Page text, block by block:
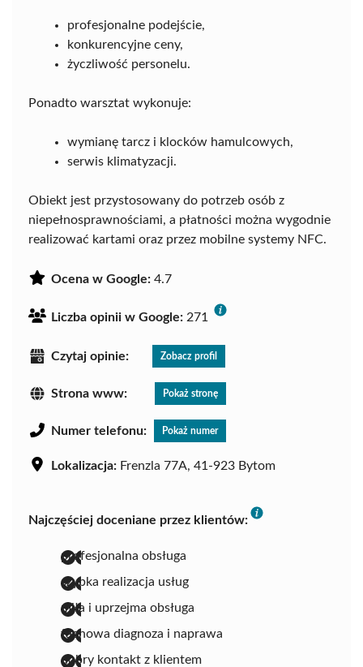
profesjonalne podejście,
konkurencyjne ceny,
życzliwość personelu.
Ponadto warsztat wykonuje:
wymianę tarcz i klocków hamulcowych,
serwis klimatyzacji.
Obiekt jest przystosowany do potrzeb osób z
niepełnosprawnościami, a płatności można wygodnie
realizować kartami oraz przez mobilne systemy NFC.
Ocena w Google: 4.7
Liczba opinii w Google: 271
Czytaj opinie: Zobacz profil
Strona www: Pokaż stronę
Numer telefonu: Pokaż numer
Lokalizacja: Frenzla 77A, 41-923 Bytom
Najczęściej doceniane przez klientów:
profesjonalna obsługa
szybka realizacja usług
miła i uprzejma obsługa
fachowa diagnoza i naprawa
dobry kontakt z klientem